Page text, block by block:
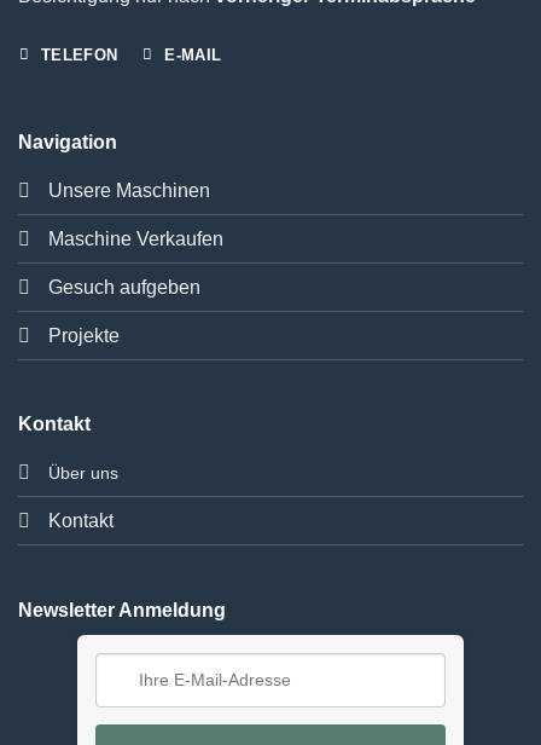
TELEFON E-MAIL
Navigation
Unsere Maschinen
Maschine Verkaufen
Gesuch aufgeben
Projekte
Kontakt
Über uns
Kontakt
Newsletter Anmeldung